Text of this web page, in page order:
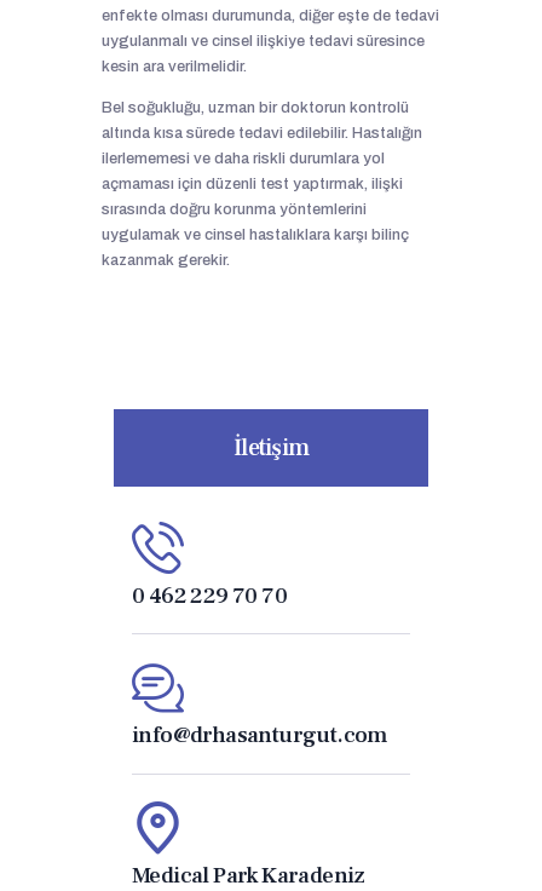
enfekte olması durumunda, diğer eşte de tedavi
uygulanmalı ve cinsel ilişkiye tedavi süresince
kesin ara verilmelidir.
Bel soğukluğu, uzman bir doktorun kontrolü
altında kısa sürede tedavi edilebilir. Hastalığın
ilerlememesi ve daha riskli durumlara yol
açmaması için düzenli test yaptırmak, ilişki
sırasında doğru korunma yöntemlerini
uygulamak ve cinsel hastalıklara karşı bilinç
kazanmak gerekir.
İletişim
0 462 229 70 70
info@drhasanturgut.com
Medical Park Karadeniz